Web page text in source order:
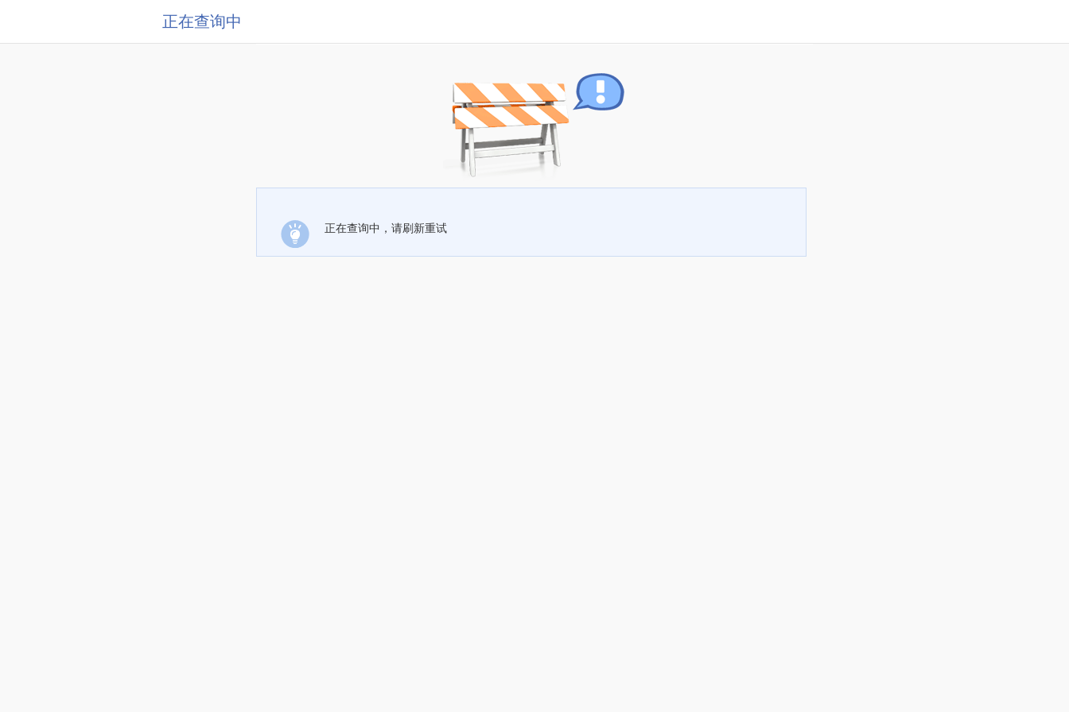
正在查询中
正在查询中，请刷新重试